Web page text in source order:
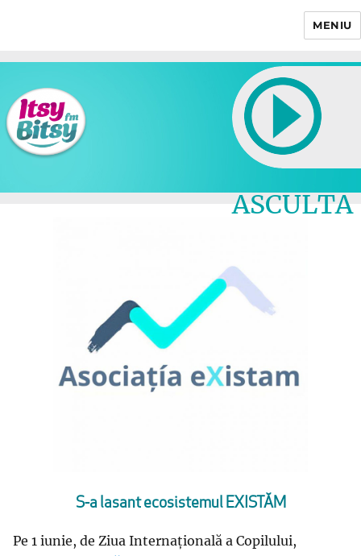
MENIU
ASCULTA
S-a lasant ecosistemul EXISTĂM
Pe 1 iunie, de Ziua Internațională a Copilului,